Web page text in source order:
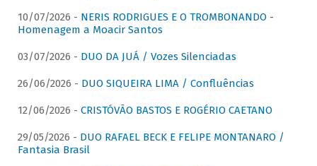
10/07/2026 - NERIS RODRIGUES E O TROMBONANDO -
Homenagem a Moacir Santos
03/07/2026 - DUO DA JUÁ / Vozes Silenciadas
26/06/2026 - DUO SIQUEIRA LIMA / Confluências
12/06/2026 - CRISTÓVÃO BASTOS E ROGÉRIO CAETANO
29/05/2026 - DUO RAFAEL BECK E FELIPE MONTANARO /
Fantasia Brasil